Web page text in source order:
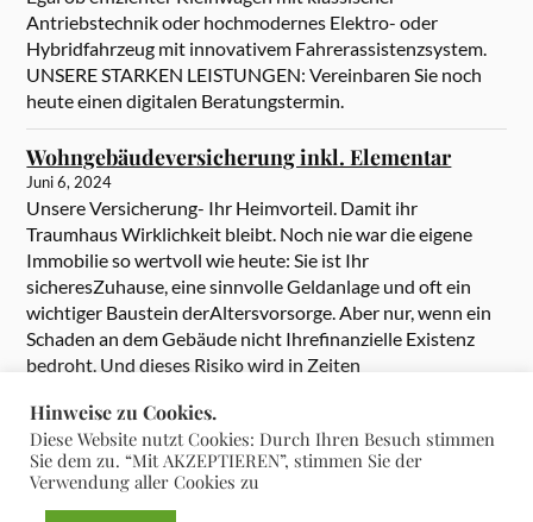
Antriebstechnik oder hochmodernes Elektro- oder
Hybridfahrzeug mit innovativem Fahrerassistenzsystem.
UNSERE STARKEN LEISTUNGEN: Vereinbaren Sie noch
heute einen digitalen Beratungstermin.
Wohngebäudeversicherung inkl. Elementar
Juni 6, 2024
Unsere Versicherung- Ihr Heimvorteil. Damit ihr
Traumhaus Wirklichkeit bleibt. Noch nie war die eigene
Immobilie so wertvoll wie heute: Sie ist Ihr
sicheresZuhause, eine sinnvolle Geldanlage und oft ein
wichtiger Baustein derAltersvorsorge. Aber nur, wenn ein
Schaden an dem Gebäude nicht Ihrefinanzielle Existenz
bedroht. Und dieses Risiko wird in Zeiten
PRÄSENTIERT VON
Hinweise zu Cookies.
Diese Website nutzt Cookies: Durch Ihren Besuch stimmen
Sie dem zu. “Mit AKZEPTIEREN”, stimmen Sie der
Verwendung aller Cookies zu